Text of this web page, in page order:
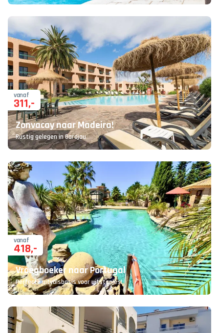
vanaf
311,-
Zonvacay naar Madeira!
Rustig gelegen in Garajau
vanaf
418,-
Vroegboeker naar Portugal
Perfecte uitvalsbasis voor uitstapjes!